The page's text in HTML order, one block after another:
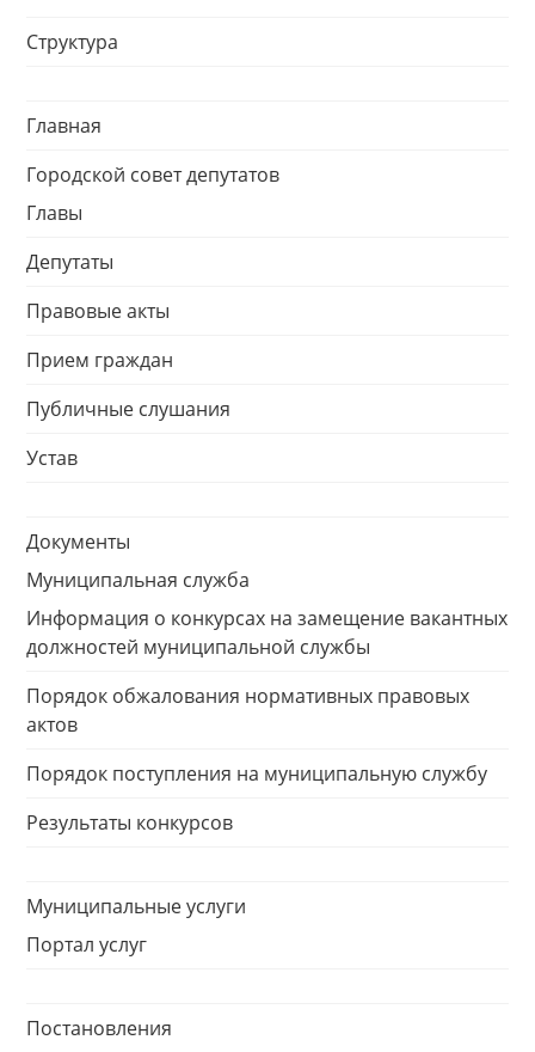
Структура
Главная
Городской совет депутатов
Главы
Депутаты
Правовые акты
Прием граждан
Публичные слушания
Устав
Документы
Муниципальная служба
Информация о конкурсах на замещение вакантных
должностей муниципальной службы
Порядок обжалования нормативных правовых
актов
Порядок поступления на муниципальную службу
Результаты конкурсов
Муниципальные услуги
Портал услуг
Постановления